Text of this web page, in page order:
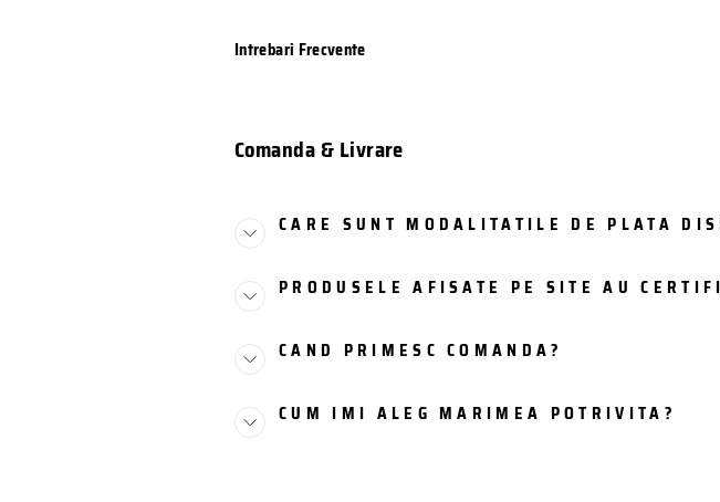
Intrebari Frecvente
Comanda & Livrare
CARE SUNT MODALITATILE DE PLATA
PRODUSELE AFISATE PE SITE AU
CAND PRIMESC COMANDA?
CUM IMI ALEG MARIMEA POTRIVITA?